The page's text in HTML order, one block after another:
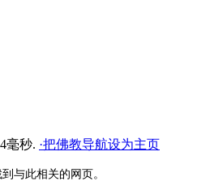
毫秒. ·把佛教导航设为主页
与此相关的网页。